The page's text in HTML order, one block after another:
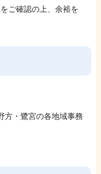
ご確認の上、余裕を
方・鷺宮の各地域事務